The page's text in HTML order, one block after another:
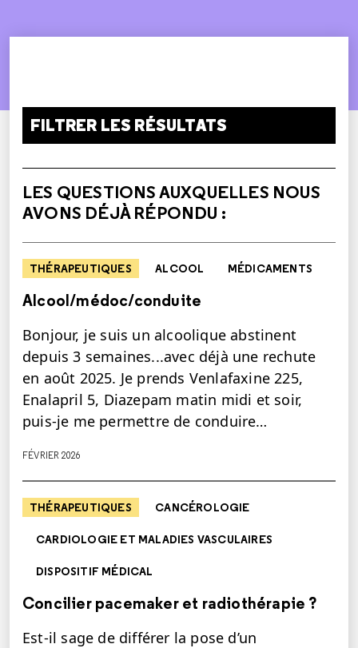
FILTRER LES RÉSULTATS
LES QUESTIONS AUXQUELLES NOUS
AVONS DÉJÀ RÉPONDU :
THÉRAPEUTIQUES ALCOOL MÉDICAMENTS
Alcool/médoc/conduite
Bonjour, je suis un alcoolique abstinent
depuis 3 semaines...avec déjà une rechute
en août 2025. Je prends Venlafaxine 225,
Enalapril 5, Diazepam matin midi et soir,
puis-je me permettre de conduire…
FÉVRIER 2026
THÉRAPEUTIQUES CANCÉROLOGIE
CARDIOLOGIE ET MALADIES VASCULAIRES
DISPOSITIF MÉDICAL
Concilier pacemaker et radiothérapie ?
Est-il sage de différer la pose d’un